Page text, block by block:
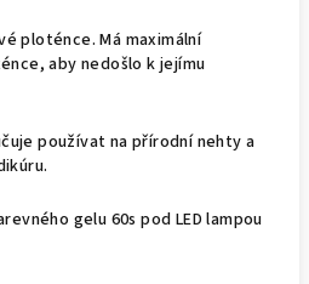
ploténce. Má maximální
aby nedošlo k jejímu
používat na přírodní nehty a
gelu 60s pod LED lampou